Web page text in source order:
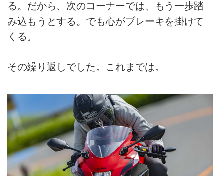
る。だから、次のコーナーでは、もう一歩踏
み込もうとする。でも心がブレーキを掛けて
くる。
その繰り返しでした。これまでは。